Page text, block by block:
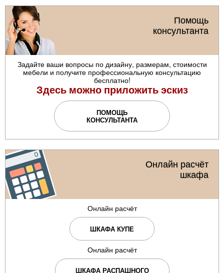
Помощь
консультанта
Задайте ваши вопросы по дизайну, размерам, стоимости
мебели и получите профессиональную консультацию
бесплатно!
Здесь можно приложить эскиз
ПОМОЩЬ
КОНСУЛЬТАНТА
Онлайн расчёт
шкафа
Онлайн расчёт
ШКАФА КУПЕ
Онлайн расчёт
ШКАФА РАСПАШНОГО